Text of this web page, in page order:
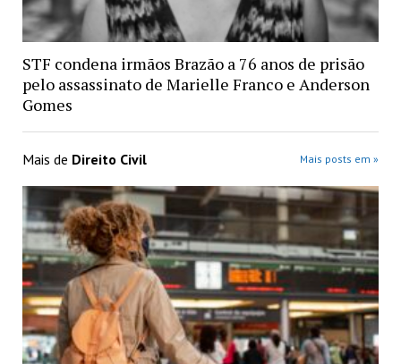
STF condena irmãos Brazão a 76 anos de prisão
pelo assassinato de Marielle Franco e Anderson
Gomes
Mais de Direito Civil Mais posts em »